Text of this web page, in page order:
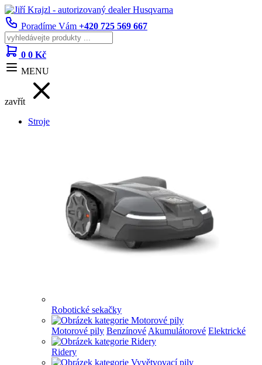
Poradíme Vám +420 725 569 667
0 0 Kč
MENU
zavřít
Stroje
Robotické sekačky
Motorové pily Benzínové Akumulátorové Elektrické
Ridery